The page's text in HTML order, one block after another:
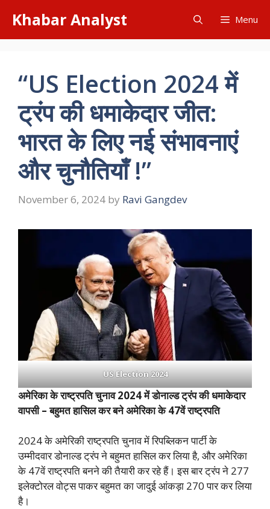
content
Khabar Analyst Menu
“US Election 2024 में
ट्रंप की धमाकेदार जीत:
भारत के लिए नई संभावनाएं
और चुनौतियाँ !”
November 6, 2024 by Ravi Gangdev
US Election 2024
अमेरिका के राष्ट्रपति चुनाव 2024 में डोनाल्ड ट्रंप की धमाकेदार
वापसी – बहुमत हासिल कर बने अमेरिका के 47वें राष्ट्रपति
2024 के अमेरिकी राष्ट्रपति चुनाव में रिपब्लिकन पार्टी के
उम्मीदवार डोनाल्ड ट्रंप ने बहुमत हासिल कर लिया है, और अमेरिका
के 47वें राष्ट्रपति बनने की तैयारी कर रहे हैं। इस बार ट्रंप ने 277
इलेक्टोरल वोट्स पाकर बहुमत का जादुई आंकड़ा 270 पार कर लिया
है।